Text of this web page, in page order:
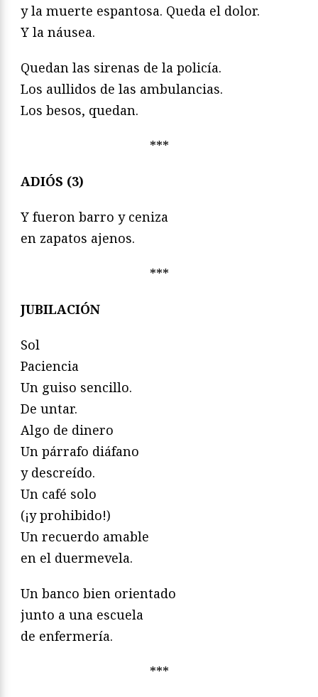
y la muerte espantosa. Queda el dolor.
Y la náusea.
Quedan las sirenas de la policía.
Los aullidos de las ambulancias.
Los besos, quedan.
***
ADIÓS (3)
Y fueron barro y ceniza
en zapatos ajenos.
***
JUBILACIÓN
Sol
Paciencia
Un guiso sencillo.
De untar.
Algo de dinero
Un párrafo diáfano
y descreído.
Un café solo
(¡y prohibido!)
Un recuerdo amable
en el duermevela.
Un banco bien orientado
junto a una escuela
de enfermería.
***